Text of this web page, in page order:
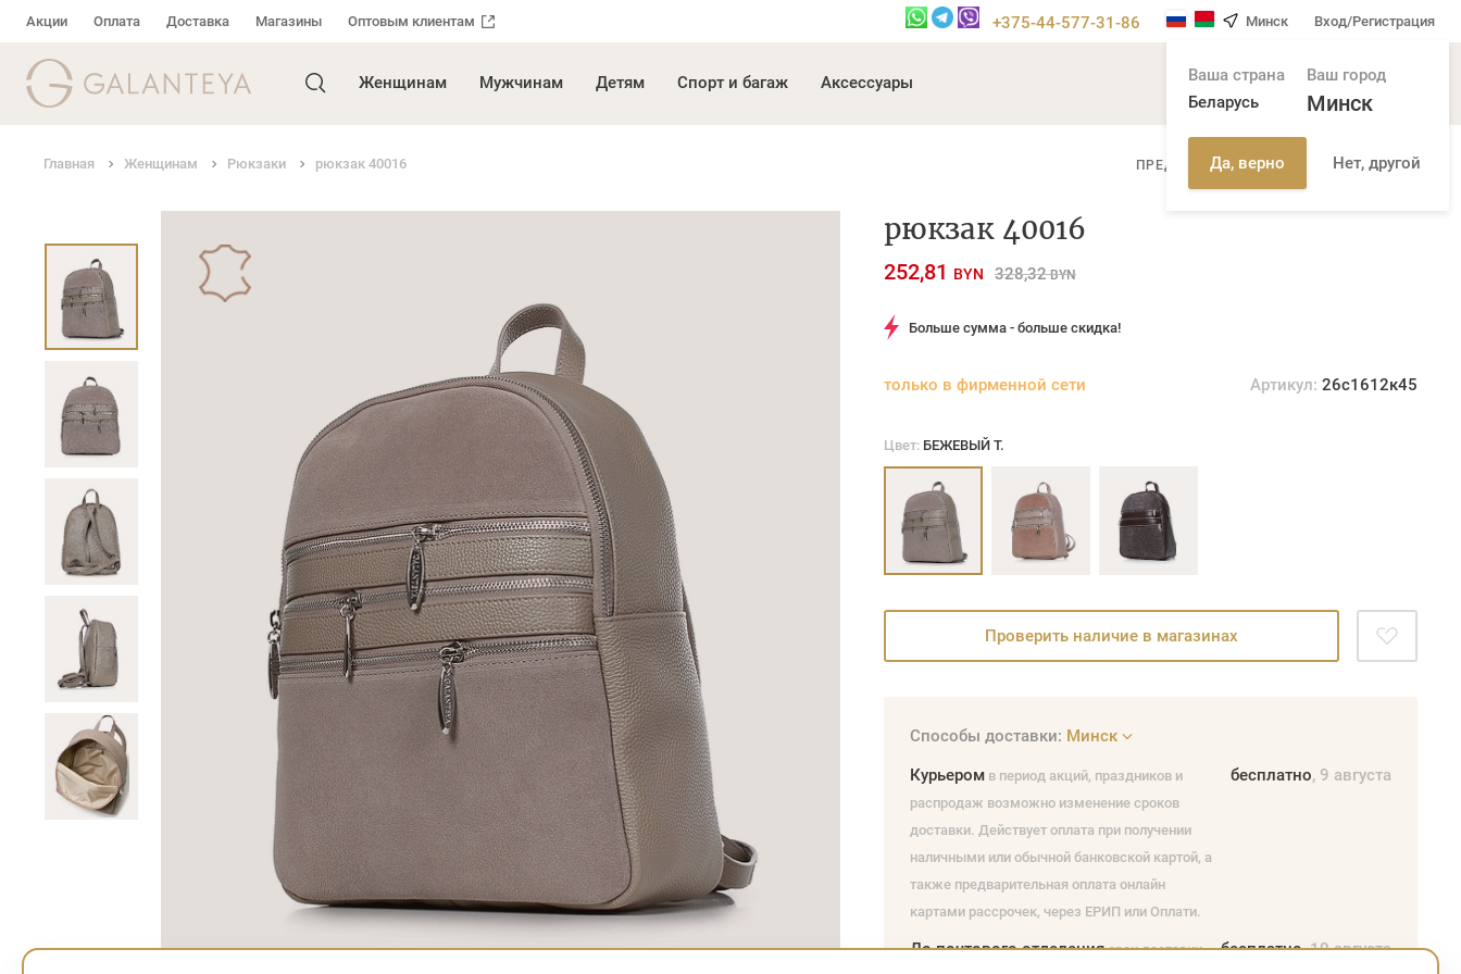
Акции Оплата Доставка Магазины Оптовым клиентам +375-44-577-31-86 Минск
Ваша страна
Беларусь
Ваш город
Минск
Да, верно Нет, другой
Вход/Регистрация
Женщинам Мужчинам Детям Спорт и багаж Аксессуары
Главная Женщинам Рюкзаки рюкзак 40016 ПРЕДЫДУЩАЯ СТР / СЛЕДУЮЩАЯ СТР
рюкзак 40016
252,81 BYN 328,32 BYN
Больше сумма - больше скидка!
только в фирменной сети Артикул: 26с1612к45
Цвет: БЕЖЕВЫЙ Т.
Проверить наличие в магазинах
Способы доставки: Минск
Курьером в период акций, праздников и
распродаж возможно изменение сроков
доставки. Действует оплата при получении
наличными или обычной банковской картой, а
также предварительная оплата онлайн
картами рассрочек, через ЕРИП или Оплати.
бесплатно, 9 августа
До почтового отделениясрок доставки
бесплатно, 10 августа